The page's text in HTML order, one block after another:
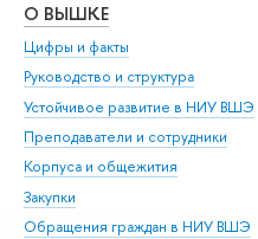
О ВЫШКЕ
Цифры и факты
Руководство и структура
Устойчивое развитие в НИУ ВШЭ
Преподаватели и сотрудники
Корпуса и общежития
Закупки
Обращения граждан в НИУ ВШЭ